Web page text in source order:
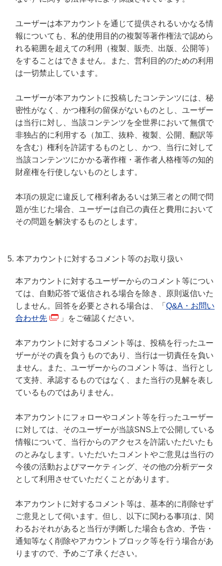
ユーザーは本アカウントを通じて提供されるいかなる情
報についても、私的使用目的の複製等著作権法で認めら
れる範囲を超えての利用（複製、販売、出版、公開等）
をすることはできません。また、営利目的のための利用
は一切禁止しています。
ユーザーが本アカウントに投稿したコンテンツには、秘
密性がなく、かつ権利の留保がないものとし、ユーザー
は当行に対し、当該コンテンツを全世界において無償で
非独占的に利用する（加工、抜粋、複製、公開、翻訳等
を含む）権利を許諾するものとし、かつ、当行に対して
当該コンテンツにかかる著作権・著作者人格権等の知的
財産権を行使しないものとします。
本項の規定に違反して権利者あるいは第三者との間で問
題が生じた場合、ユーザーは自己の責任と費用において
その問題を解決するものとします。
本アカウントに対するコメント等のお取り扱い
本アカウントに対するユーザーからのコメント等につい
ては、自動応答で返信される場合を除き、原則返信いた
しません。回答を必要とされる場合は、「 Q&A・お問い
合わせ先
」をご確認ください。
本アカウントに対するコメント等は、投稿を行ったユー
ザーがその責を負うものであり、当行は一切責任を負い
ません。また、ユーザーからのコメント等は、当行とし
て支持、承認するものではなく、また当行の見解を表し
ているものではありません。
本アカウントにフォローやコメント等を行ったユーザー
に対しては、そのユーザーが当該SNS上で公開している
情報について、当行からのアクセスを許諾いただいたも
のとみなします。いただいたコメントやご意見は当行の
今後の活動およびマーケティング、その他の分析データ
として利用させていただくことがあります。
本アカウントに対するコメント等は、基本的に削除せず
ご意見として伺います。但し、以下に関わる事項は、関
わるおそれがあると当行が判断した場合も含め、予告・
通知等なく削除やアカウントブロック等を行う場合があ
りますので、予めご了承ください。